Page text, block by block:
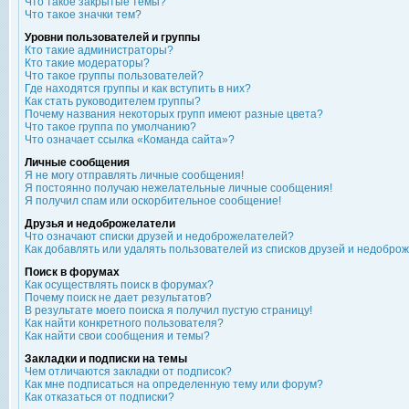
Что такое значки тем?
Уровни пользователей и группы
Кто такие администраторы?
Кто такие модераторы?
Что такое группы пользователей?
Где находятся группы и как вступить в них?
Как стать руководителем группы?
Почему названия некоторых групп имеют разные цвета?
Что такое группа по умолчанию?
Что означает ссылка «Команда сайта»?
Личные сообщения
Я не могу отправлять личные сообщения!
Я постоянно получаю нежелательные личные сообщения!
Я получил спам или оскорбительное сообщение!
Друзья и недоброжелатели
Что означают списки друзей и недоброжелателей?
Как добавлять или удалять пользователей из списков друзей и
Поиск в форумах
Как осуществлять поиск в форумах?
Почему поиск не дает результатов?
В результате моего поиска я получил пустую страницу!
Как найти конкретного пользователя?
Как найти свои сообщения и темы?
Закладки и подписки на темы
Чем отличаются закладки от подписок?
Как мне подписаться на определенную тему или форум?
Как отказаться от подписки?